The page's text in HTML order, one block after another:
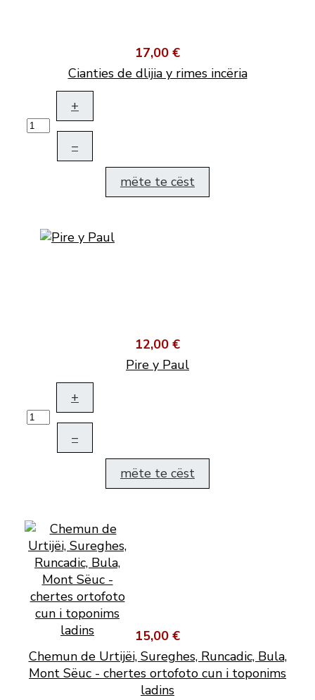
17,00 €
Cianties de dlijia y rimes incëria
+
–
mëte te cëst
12,00 €
Pire y Paul
+
–
mëte te cëst
15,00 €
Chemun de Urtijëi, Sureghes, Runcadic, Bula,
Mont Sëuc - chertes ortofoto cun i toponims
ladins